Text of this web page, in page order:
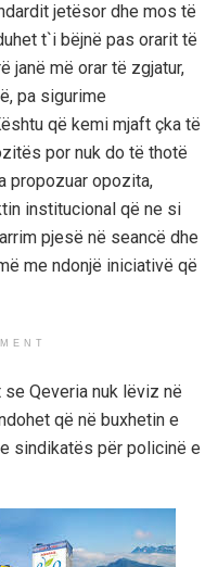
jetësor dhe mos të
t`i bëjnë pas orarit të
janë më orar të zgjatur,
pa sigurime
që kemi mjaft çka të
por nuk do të thotë
propozuar opozita,
institucional që ne si
pjesë në seancë dhe
me ndonjë iniciativë që
Qeveria nuk lëviz në
që në buxhetin e
sindikatës për policinë e